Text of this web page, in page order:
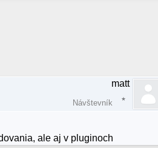
matt
Návštevník
ale aj v pluginoch